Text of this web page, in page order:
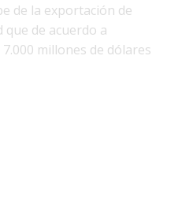
de la exportación de
de acuerdo a
millones de dólares